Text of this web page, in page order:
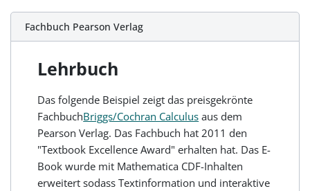
Fachbuch Pearson Verlag
Lehrbuch
Das folgende Beispiel zeigt das preisgekrönte
FachbuchBriggs/Cochran Calculus aus dem
Pearson Verlag. Das Fachbuch hat 2011 den
"Textbook Excellence Award" erhalten hat. Das E-
Book wurde mit Mathematica CDF-Inhalten
erweitert sodass Textinformation und interaktive